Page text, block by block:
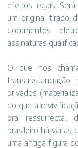
efeitos legais.
um original tirado
documentos
assinaturas
O que nos
privados
do que a
ora ressurrecta,
brasileiro há várias
uma antiga figura